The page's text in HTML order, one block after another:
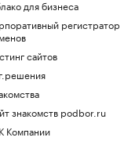
для бизнеса
регистратор
сайтов
знакомств podbor.ru
Компании